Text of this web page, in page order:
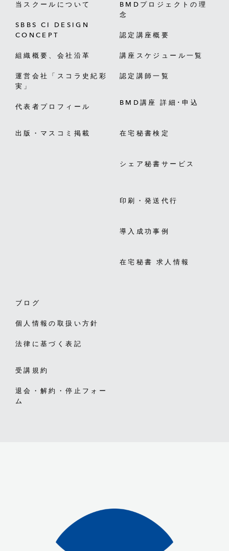
当スクールについて
SBBS CI DESIGN
CONCEPT
組織概要、会社沿革
運営会社「スコラ史紀彩
実」
代表者プロフィール
出版・マスコミ掲載
BMDプロジェクトの理
念
認定講座概要
講座スケジュール一覧
認定講師一覧
BMD講座 詳細･申込
在宅秘書検定
シェア秘書サービス
印刷・発送代行
導入成功事例
在宅秘書 求人情報
ブログ
個人情報の取扱い方針
法律に基づく表記
受講規約
退会・解約・停止フォー
ム